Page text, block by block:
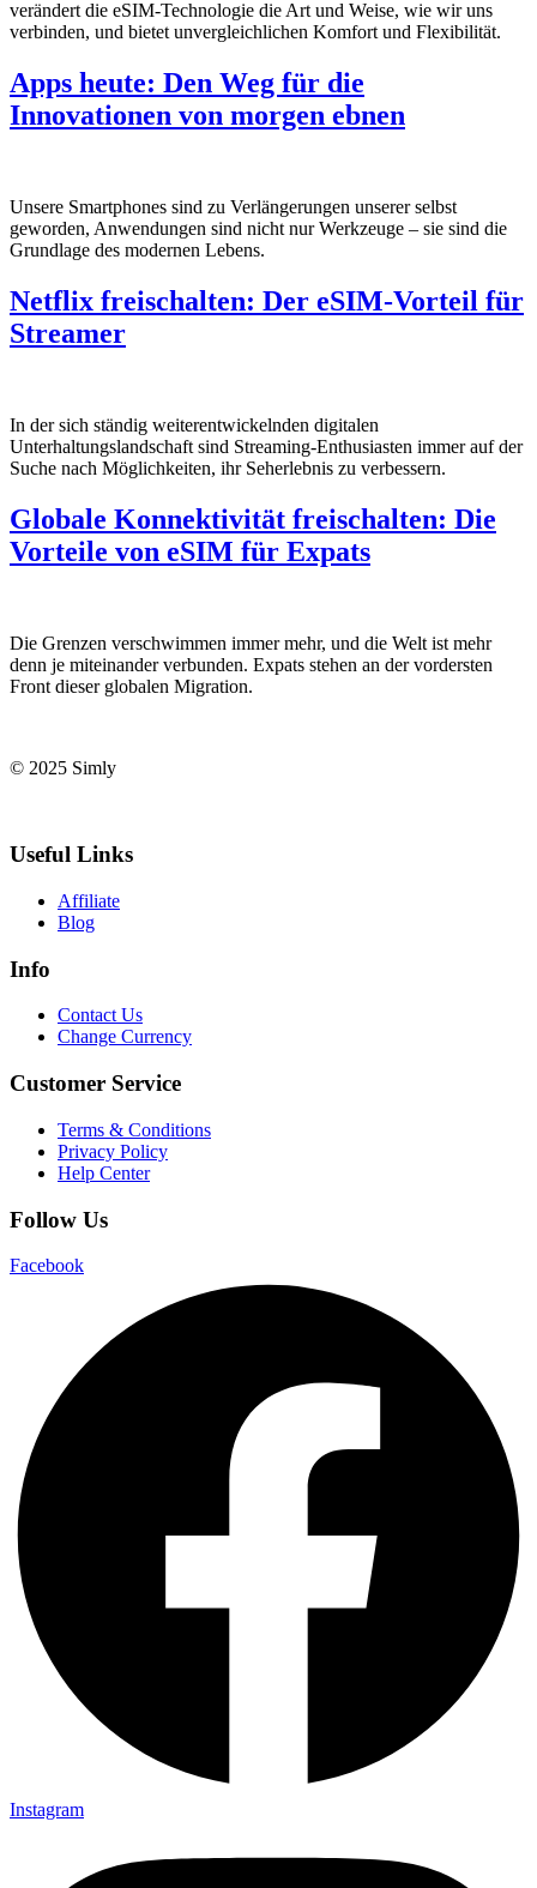
verändert die eSIM-Technologie die Art und Weise, wie wir uns
verbinden, und bietet unvergleichlichen Komfort und Flexibilität.
Apps heute: Den Weg für die
Innovationen von morgen ebnen
Unsere Smartphones sind zu Verlängerungen unserer selbst
geworden, Anwendungen sind nicht nur Werkzeuge – sie sind die
Grundlage des modernen Lebens.
Netflix freischalten: Der eSIM-Vorteil für
Streamer
In der sich ständig weiterentwickelnden digitalen
Unterhaltungslandschaft sind Streaming-Enthusiasten immer auf der
Suche nach Möglichkeiten, ihr Seherlebnis zu verbessern.
Globale Konnektivität freischalten: Die
Vorteile von eSIM für Expats
Die Grenzen verschwimmen immer mehr, und die Welt ist mehr
denn je miteinander verbunden. Expats stehen an der vordersten
Front dieser globalen Migration.
© 2025 Simly
Useful Links
Affiliate
Blog
Info
Contact Us
Change Currency
Customer Service
Terms & Conditions
Privacy Policy
Help Center
Follow Us
Facebook
Instagram